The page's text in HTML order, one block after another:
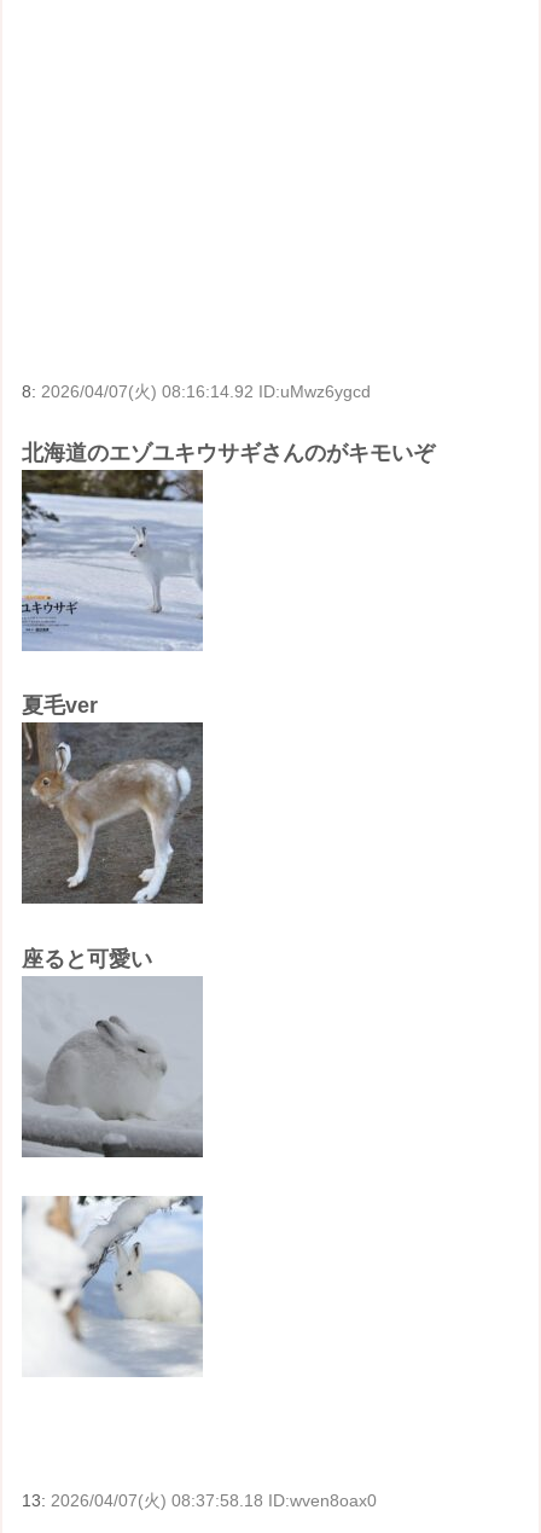
8: 2026/04/07(火) 08:16:14.92 ID:uMwz6ygcd
北海道のエゾユキウサギさんのがキモいぞ
夏毛ver
座ると可愛い
13: 2026/04/07(火) 08:37:58.18 ID:wven8oax0